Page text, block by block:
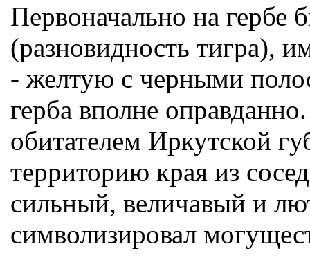
Первоначально на гербе
(разновидность тигра),
- желтую с черными
герба вполне
обитателем Иркутской
территорию края из
сильный, величавый и
символизировал